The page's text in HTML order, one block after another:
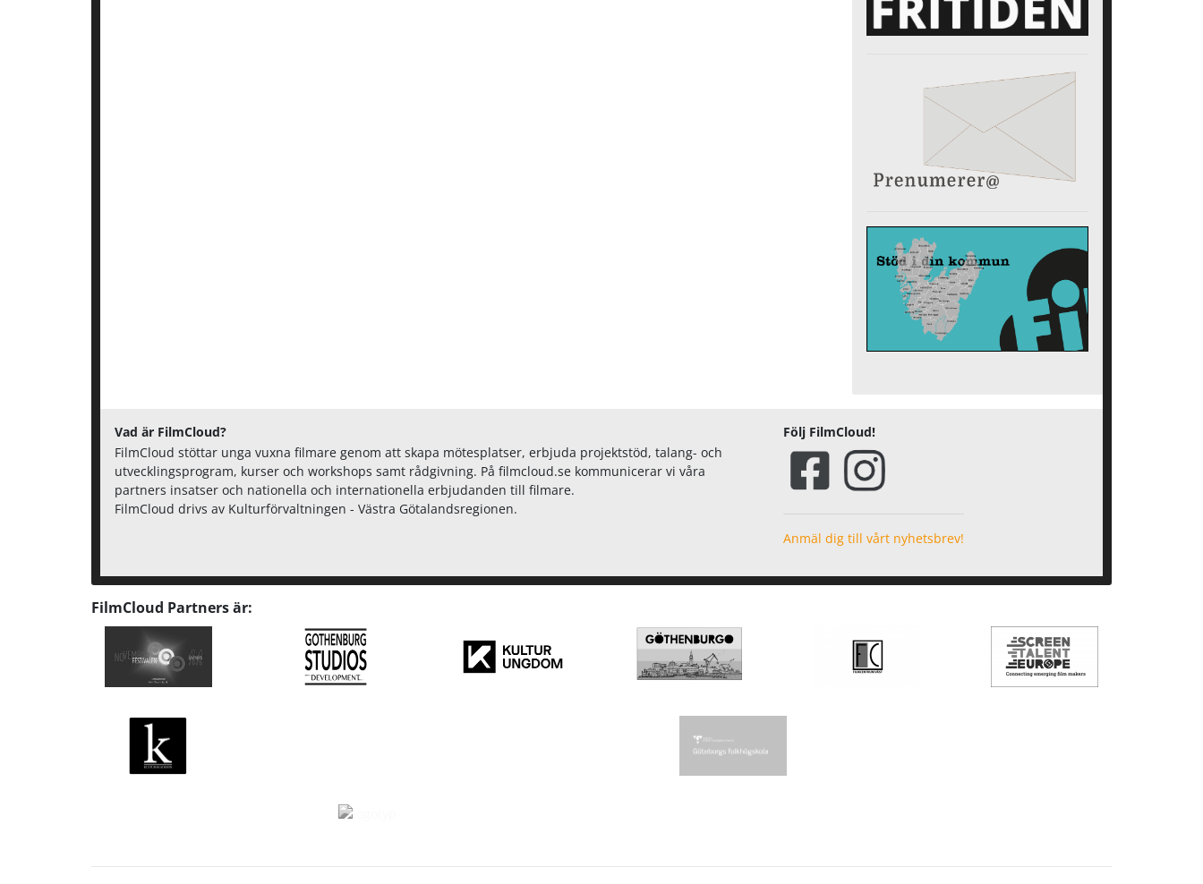
Vad är FilmCloud?
FilmCloud stöttar unga vuxna filmare genom att skapa mötesplatser, erbjuda projektstöd, talang- och
utvecklingsprogram, kurser och workshops samt rådgivning. På filmcloud.se kommunicerar vi våra
partners insatser och nationella och internationella erbjudanden till filmare.
FilmCloud drivs av Kulturförvaltningen - Västra Götalandsregionen.
Följ FilmCloud!
Anmäl dig till vårt nyhetsbrev!
FilmCloud Partners är: